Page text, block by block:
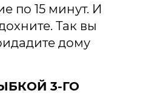
по 15 минут. И
Так вы
дому
3-ГО